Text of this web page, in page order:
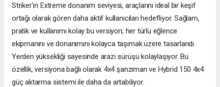
Striker'ın Extreme donanım seviyesi, araçlarını ideal bir keşif
ortağı olarak gören daha aktif kullanıcıları hedefliyor. Sağlam,
pratik ve kullanımı kolay bu versiyon; her türlü eğlence
ekipmanını ve donanımını kolayca taşımak üzere tasarlandı.
Yerden yüksekliği sayesinde arazi sürüşü kolaylaşıyor. Bu
özellik, versiyona bağlı olarak 4x4 şanzıman ve Hybrid 150 4x4
güç aktarma sistemi ile daha da artabiliyor.